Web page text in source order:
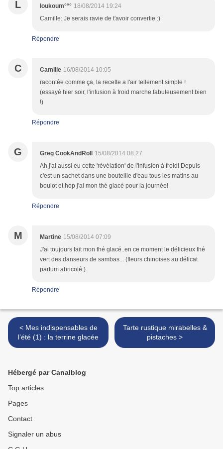
L loukoum°°° 18/08/2014 19:24
Camille: Je serais ravie de t'avoir convertie :)
Répondre
C Camille 16/08/2014 10:05
racontée comme ça, la recette a l'air tellement simple !
(essayé hier soir, l'infusion à froid marche fabuleusement bien
!)
Répondre
G Greg CookAndRoll
15/08/2014 08:27
Ah j'ai aussi eu cette 'révélation' de l'infusion à froid! Depuis
c'est un sachet dans une bouteille d'eau tous les matins au
boulot et hop j'ai mon thé glacé pour la journée!
Répondre
M Martine 15/08/2014 07:09
J'ai toujours fait mon thé glacé..en ce moment le délicieux thé
vert des danseurs de sambas... (fleurs chinoises au délicat
parfum abricoté.)
Répondre
< Mes indispensables de
l’été (1) : la terrine glacée
Tarte rustique mirabelles &
pistaches >
Hébergé par Canalblog
Top articles
Pages
Contact
Signaler un abus